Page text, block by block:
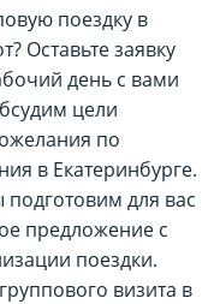
поездку в
Оставьте заявку
день с вами
цели
по
в Екатеринбурге.
для вас
предложение с
поездки.
визита в